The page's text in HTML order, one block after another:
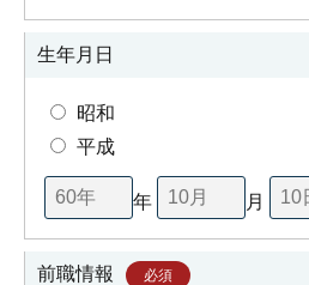
生年月日
昭和
平成
年 月
前職情報 必須